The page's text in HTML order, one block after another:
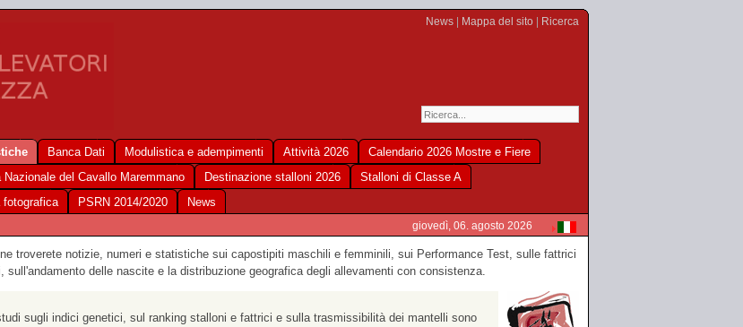
News Mappa del sito Ricerca
Banca Dati Modulistica e adempimenti Attività 2026
Calendario 2026 Mostre e Fiere
Nazionale del Cavallo Maremmano Destinazione stalloni 2026
Stalloni di Classe A
fotografica PSRN 2014/2020 News
giovedì, 06. agosto 2026
troverete notizie, numeri e statistiche sui capostipiti maschili e femminili, sui Performance Test, sulle fattrici
sull'andamento delle nascite e la distribuzione geografica degli allevamenti con consistenza.
sugli indici genetici, sul ranking stalloni e fattrici e sulla trasmissibilità dei mantelli sono